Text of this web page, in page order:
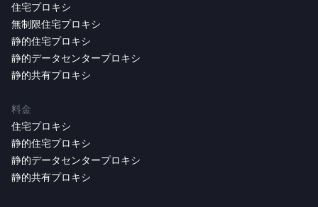
住宅プロキシ
無制限住宅プロキシ
静的住宅プロキシ
静的データセンタープロキシ
静的共有プロキシ
料金
住宅プロキシ
静的住宅プロキシ
静的データセンタープロキシ
静的共有プロキシ